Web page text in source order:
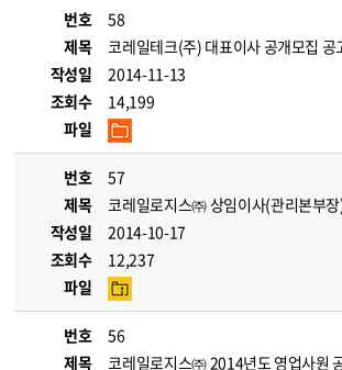
번호
58
제목
코레일테크(주) 대표이사 공개모집
작성일
2014-11-13
조회수
14,199
파일
번호
57
제목
코레일로지스㈜ 상임이사(관리본부
작성일
2014-10-17
조회수
12,237
파일
번호
56
제목
코레일로지스㈜ 2014년도 영업사원